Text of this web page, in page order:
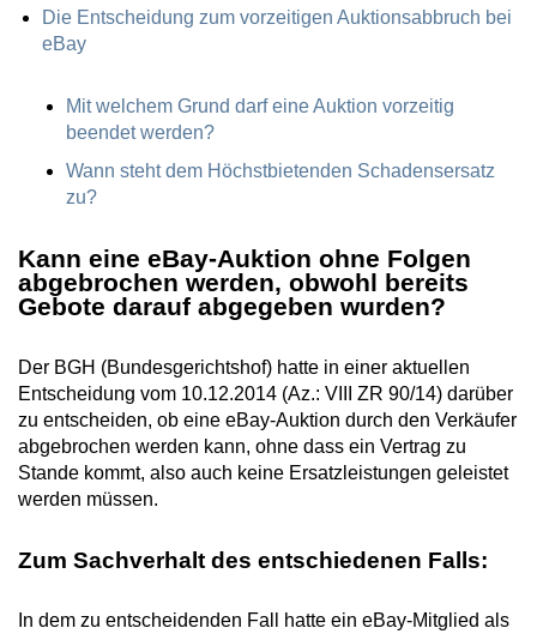
Die Entscheidung zum vorzeitigen Auktionsabbruch bei
eBay
Mit welchem Grund darf eine Auktion vorzeitig
beendet werden?
Wann steht dem Höchstbietenden Schadensersatz
zu?
Kann eine eBay-Auktion ohne Folgen
abgebrochen werden, obwohl bereits
Gebote darauf abgegeben wurden?
Der BGH (Bundesgerichtshof) hatte in einer aktuellen
Entscheidung vom 10.12.2014 (Az.: VIII ZR 90/14) darüber
zu entscheiden, ob eine eBay-Auktion durch den Verkäufer
abgebrochen werden kann, ohne dass ein Vertrag zu
Stande kommt, also auch keine Ersatzleistungen geleistet
werden müssen.
Zum Sachverhalt des entschiedenen Falls:
In dem zu entscheidenden Fall hatte ein eBay-Mitglied als